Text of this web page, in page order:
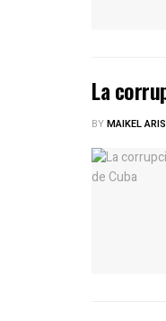
La
BYMAIKEL